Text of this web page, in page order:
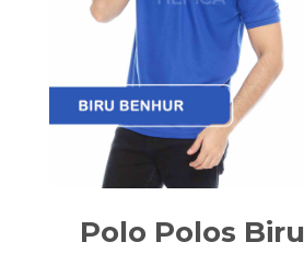
Polo Polos Biru